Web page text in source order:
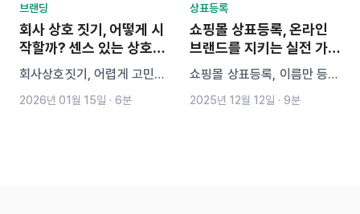
브랜딩
회사 상호 짓기, 어떻게 시
작할까? 센스 있는 상호명
작명 가이드
회사상호짓기, 어렵게 고민하
지 마세요. 업종별 작명 전략
2026년 01월 15일 · 6분
상표등록
쇼핑몰 상표등록, 온라인
브랜드를 지키는 실전 가이
드 (업종별 TIP)
쇼핑몰 상표등록, 이름만 등록
하면 위험합니다. 업종별 상표
2025년 12월 12일 · 9분